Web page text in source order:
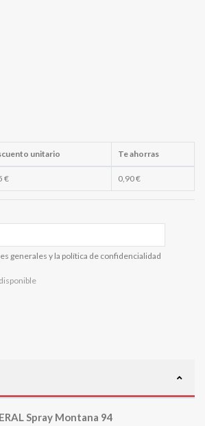
unitario Te ahorras
€ 0,90 €
generales y la política de confidencialidad
Spray Montana 94